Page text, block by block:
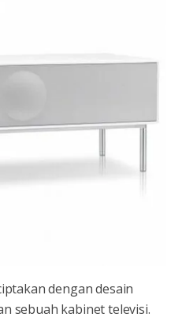
dengan desain
sebuah kabinet televisi.